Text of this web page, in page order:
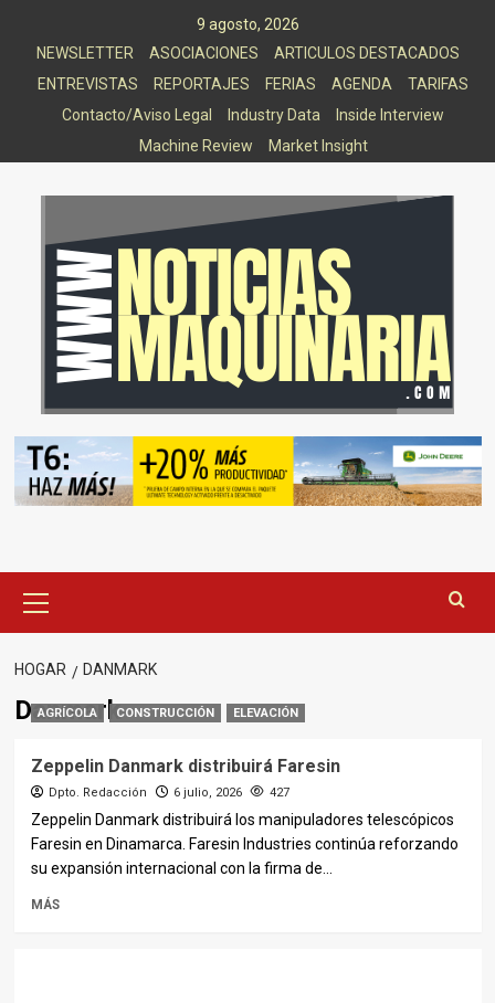
9 agosto, 2026
NEWSLETTER
ASOCIACIONES
ARTICULOS DESTACADOS
ENTREVISTAS
REPORTAJES FERIAS AGENDA
TARIFAS
Contacto/Aviso Legal
Industry Data
Inside Interview
Machine Review
Market Insight
principal
HOGAR DANMARK
Danmark
AGRÍCOLA CONSTRUCCIÓN ELEVACIÓN
Zeppelin Danmark distribuirá Faresin
Dpto. Redacción 6 julio, 2026 427
Zeppelin Danmark distribuirá los manipuladores telescópicos
Faresin en Dinamarca. Faresin Industries continúa reforzando
su expansión internacional con la firma de...
MÁS